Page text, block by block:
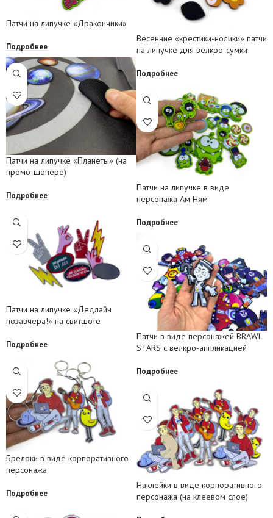
Патчи на липучке «Дракончики»
Подробнее
Весенние «крестики-нолики» патчи
на липучке для велкро-сумки
Подробнее
Патчи на липучке «Планеты» (на
промо-шопере)
Подробнее
Патчи на липучке в виде
персонажа Ам Ням
Подробнее
Патчи на липучке «Дедлайн
позавчера!» на свитшоте
Подробнее
Патчи в виде персонажей BRAWL
STARS с велкро-аппликацией
Подробнее
Брелоки в виде корпоративного
персонажа
Подробнее
Наклейки в виде корпоративного
персонажа (на клеевом слое)